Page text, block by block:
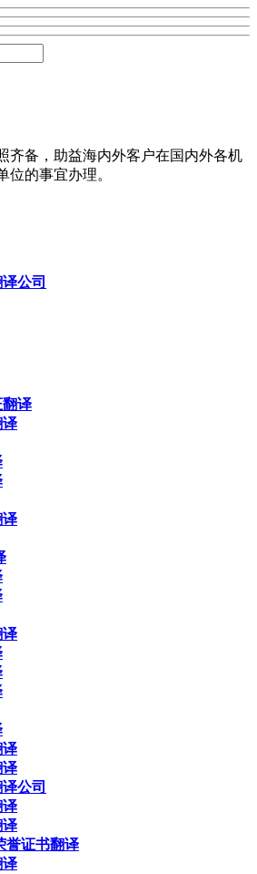
齐备，助益海内外客户在国内外各机
位的事宜办理。
公司
译
译
译
译
译
译
公司
译
译
誉证书翻译
译